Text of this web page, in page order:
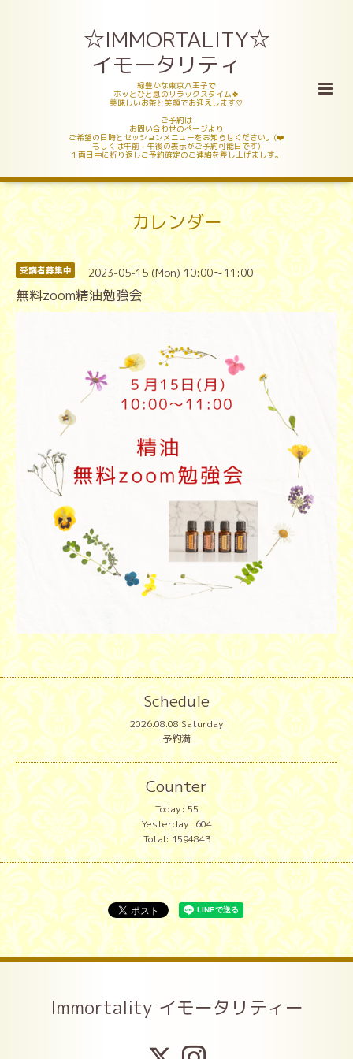
☆IMMORTALITY☆
イモータリティ
緑豊かな東京八王子で
ホッとひと息のリラックスタイム🍀
美味しいお茶と笑顔でお迎えします♡
ご予約は
お問い合わせのページより
ご希望の日時とセッションメニューをお知らせください。(❤️
もしくは午前・午後の表示がご予約可能日です)
１両日中に折り返しご予約確定のご連絡を差し上げましす。
カレンダー
受講者募集中 2023-05-15 (Mon) 10:00～11:00
無料zoom精油勉強会
Schedule
2026.08.08 Saturday
予約満
Counter
Today:55
Yesterday:604
Total:1594843
Immortality イモータリティー